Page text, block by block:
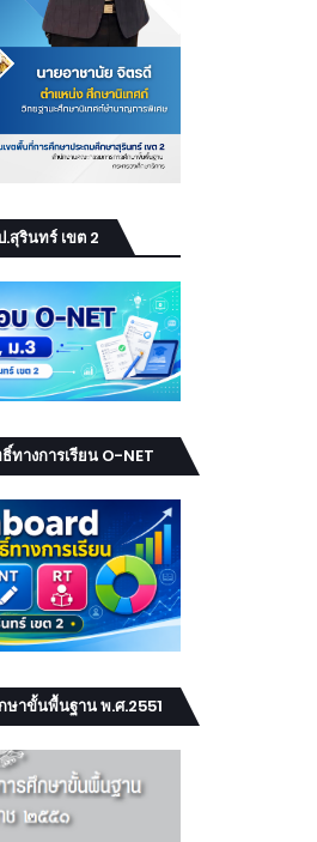
สุรินทร์ เขต 2
ทางการเรียน O-NET
ษาขั้นพื้นฐาน พ.ศ.2551